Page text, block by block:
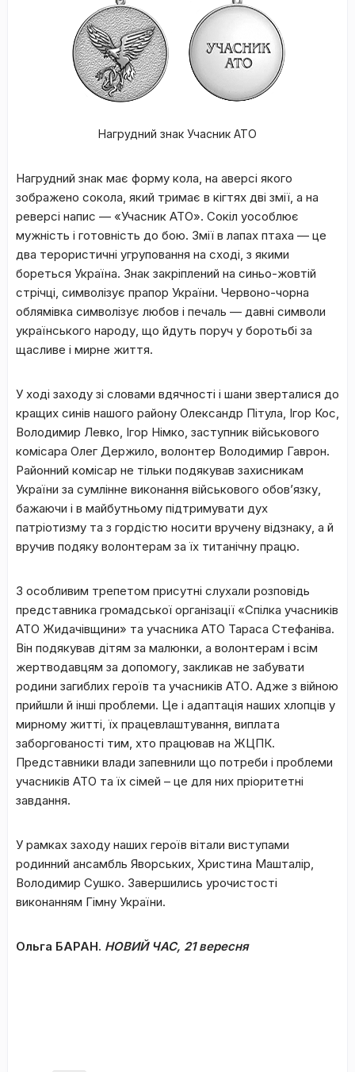
Нагрудний знак Учасник АТО
Нагрудний знак має форму кола, на аверсі якого
зображено сокола, який тримає в кігтях дві змії, а на
реверсі напис — «Учасник АТО». Сокіл уособлює
мужність і готовність до бою. Змії в лапах птаха — це
два терористичні угруповання на сході, з якими
бореться Україна. Знак закріплений на синьо-жовтій
стрічці, символізує прапор України. Червоно-чорна
облямівка символізує любов і печаль — давні символи
українського народу, що йдуть поруч у боротьбі за
щасливе і мирне життя.
У ході заходу зі словами вдячності і шани зверталися до
кращих синів нашого району Олександр Пітула, Ігор Кос,
Володимир Левко, Ігор Німко, заступник військового
комісара Олег Держило, волонтер Володимир Гаврон.
Районний комісар не тільки подякував захисникам
України за сумлінне виконання військового обов’язку,
бажаючи і в майбутньому підтримувати дух
патріотизму та з гордістю носити вручену відзнаку, а й
вручив подяку волонтерам за їх титанічну працю.
З особливим трепетом присутні слухали розповідь
представника громадської організації «Спілка учасників
АТО Жидачівщини» та учасника АТО Тараса Стефаніва.
Він подякував дітям за малюнки, а волонтерам і всім
жертводавцям за допомогу, закликав не забувати
родини загиблих героїв та учасників АТО. Адже з війною
прийшли й інші проблеми. Це і адаптація наших хлопців у
мирному житті, їх працевлаштування, виплата
заборгованості тим, хто працював на ЖЦПК.
Представники влади запевнили що потреби і проблеми
учасників АТО та їх сімей – це для них пріоритетні
завдання.
У рамках заходу наших героїв вітали виступами
родинний ансамбль Яворських, Христина Машталір,
Володимир Сушко. Завершились урочистості
виконанням Гімну України.
Ольга БАРАН. НОВИЙ ЧАС, 21 вересня